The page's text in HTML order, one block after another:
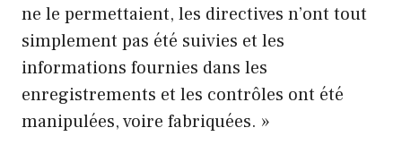
ne le permettaient, les directives n’ont tout
simplement pas été suivies et les
informations fournies dans les
enregistrements et les contrôles ont été
manipulées, voire fabriquées. »